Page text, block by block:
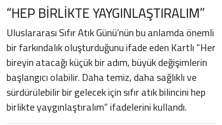
“HEP BİRLİKTE YAYGINLAŞTIRALIM”
Uluslararası Sıfır Atık Günü’nün bu anlamda önemli
bir farkındalık oluşturduğunu ifade eden Kartlı “Her
bireyin atacağı küçük bir adım, büyük değişimlerin
başlangıcı olabilir. Daha temiz, daha sağlıklı ve
sürdürülebilir bir gelecek için sıfır atık bilincini hep
birlikte yaygınlaştıralım” ifadelerini kullandı.